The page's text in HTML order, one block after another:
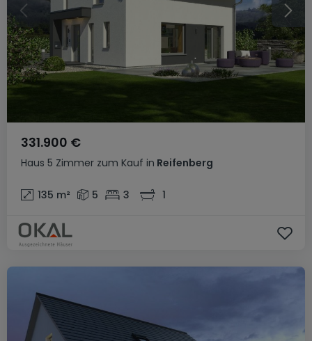
Haus 5 Zimmer zum Kauf in Reifenberg
331.900 €
135 m² 5 3 1